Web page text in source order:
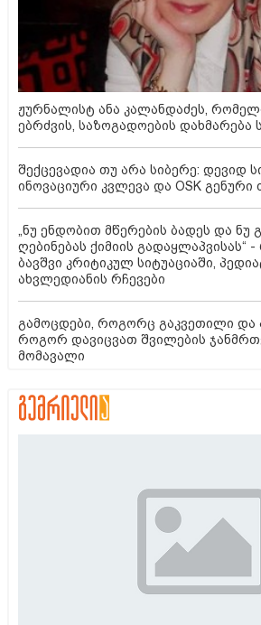
ჟურნალისტ ანა კალანდაძეს,
ებრძვის, საზოგადოების დახმარება
შექცევადია თუ არა სიბერე: დევიდ
ინოვაციური კვლევა და OSK გენური
„ნუ ენდობით მწერების ბადეს და ნუ
ღებინებას ქიმიის გადაყლაპვისას“
ბავშვი კრიტიკულ სიტუაციაში,
ახვლედიანის რჩევები
გამოცდები, როგორც გაკვეთილი და
როგორ დავიცვათ შვილების
მომავალი